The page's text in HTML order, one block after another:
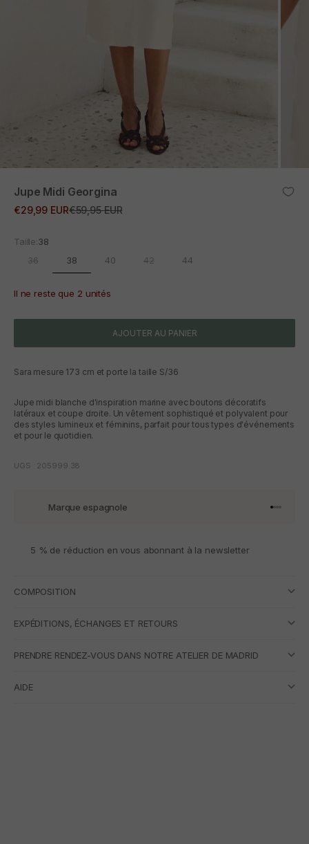
Jupe Midi Georgina
Prix promotionnel
€29,99 EURPrix normal
€59,95 EUR
Taille:38
36
38 40 42 44
Il ne reste que 2 unités
AJOUTER AU PANIER
Sara mesure 173 cm et porte la taille S/36
Jupe midi blanche d'inspiration marine avec boutons décoratifs
latéraux et coupe droite. Un vêtement sophistiqué et polyvalent pour
des styles lumineux et féminins, parfait pour tous types d'événements
et pour le quotidien.
UGS : 205999.38
Marque espagnole Aller à
Aller à
Aller à
Aller
5 % de réduction en vous abonnant à la newsletter
COMPOSITION
EXPÉDITIONS, ÉCHANGES ET RETOURS
PRENDRE RENDEZ-VOUS DANS NOTRE ATELIER DE MADRID
AIDE